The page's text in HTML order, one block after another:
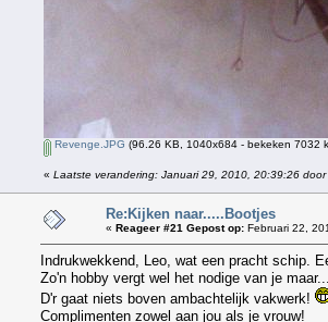
Revenge.JPG (96.26 KB, 1040x684 - bekeken 7032
« Laatste verandering: Januari 29, 2010, 20:39:26
Re:Kijken naar.....Bootjes
« Reageer #21 Gepost op: Februari 22,
Indrukwekkend, Leo, wat een pracht schip.
Zo'n hobby vergt wel het nodige van je
D'r gaat niets boven ambachtelijk vakwerk!
Complimenten zowel aan jou als je vrouw!